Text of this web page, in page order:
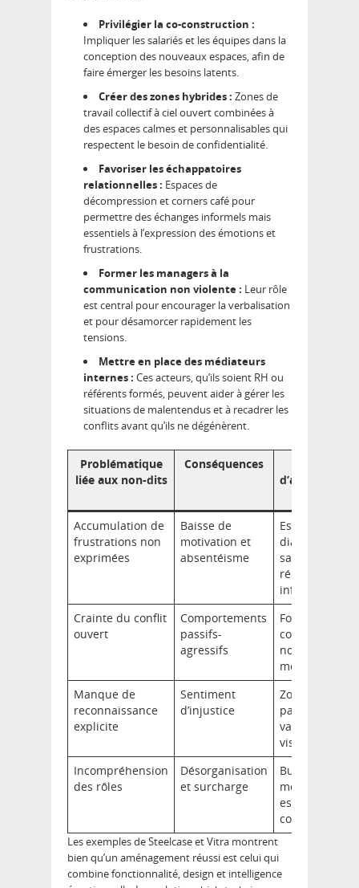
Privilégier la co-construction :
Impliquer les salariés et les équipes dans la
conception des nouveaux espaces, afin de
faire émerger les besoins latents.
Créer des zones hybrides : Zones de
travail collectif à ciel ouvert combinées à
des espaces calmes et personnalisables qui
respectent le besoin de confidentialité.
Favoriser les échappatoires
relationnelles : Espaces de
décompression et corners café pour
permettre des échanges informels mais
essentiels à l’expression des émotions et
frustrations.
Former les managers à la
communication non violente : Leur rôle
est central pour encourager la verbalisation
et pour désamorcer rapidement les
tensions.
Mettre en place des médiateurs
internes : Ces acteurs, qu’ils soient RH ou
référents formés, peuvent aider à gérer les
situations de malentendus et à recadrer les
conflits avant qu’ils ne dégénèrent.
Problématique
liée aux non-dits
Conséquences
Accumulation de
frustrations non
exprimées
Baisse de
motivation et
absentéisme
Espaces de
dialogue et
salles de
réunion
informelles
Crainte du conflit
ouvert
Comportements
passifs-
agressifs
Formation
non violente et
médiation
Manque de
reconnaissance
explicite
Sentiment
d’injustice
Zones de
partage et
valorisation
visibles
Incompréhension
des rôles
Désorganisation
et surcharge
Bureaux
modulables et
espace de
coordination
Les exemples de Steelcase et Vitra montrent
bien qu’un aménagement réussi est celui qui
combine fonctionnalité, design et intelligence